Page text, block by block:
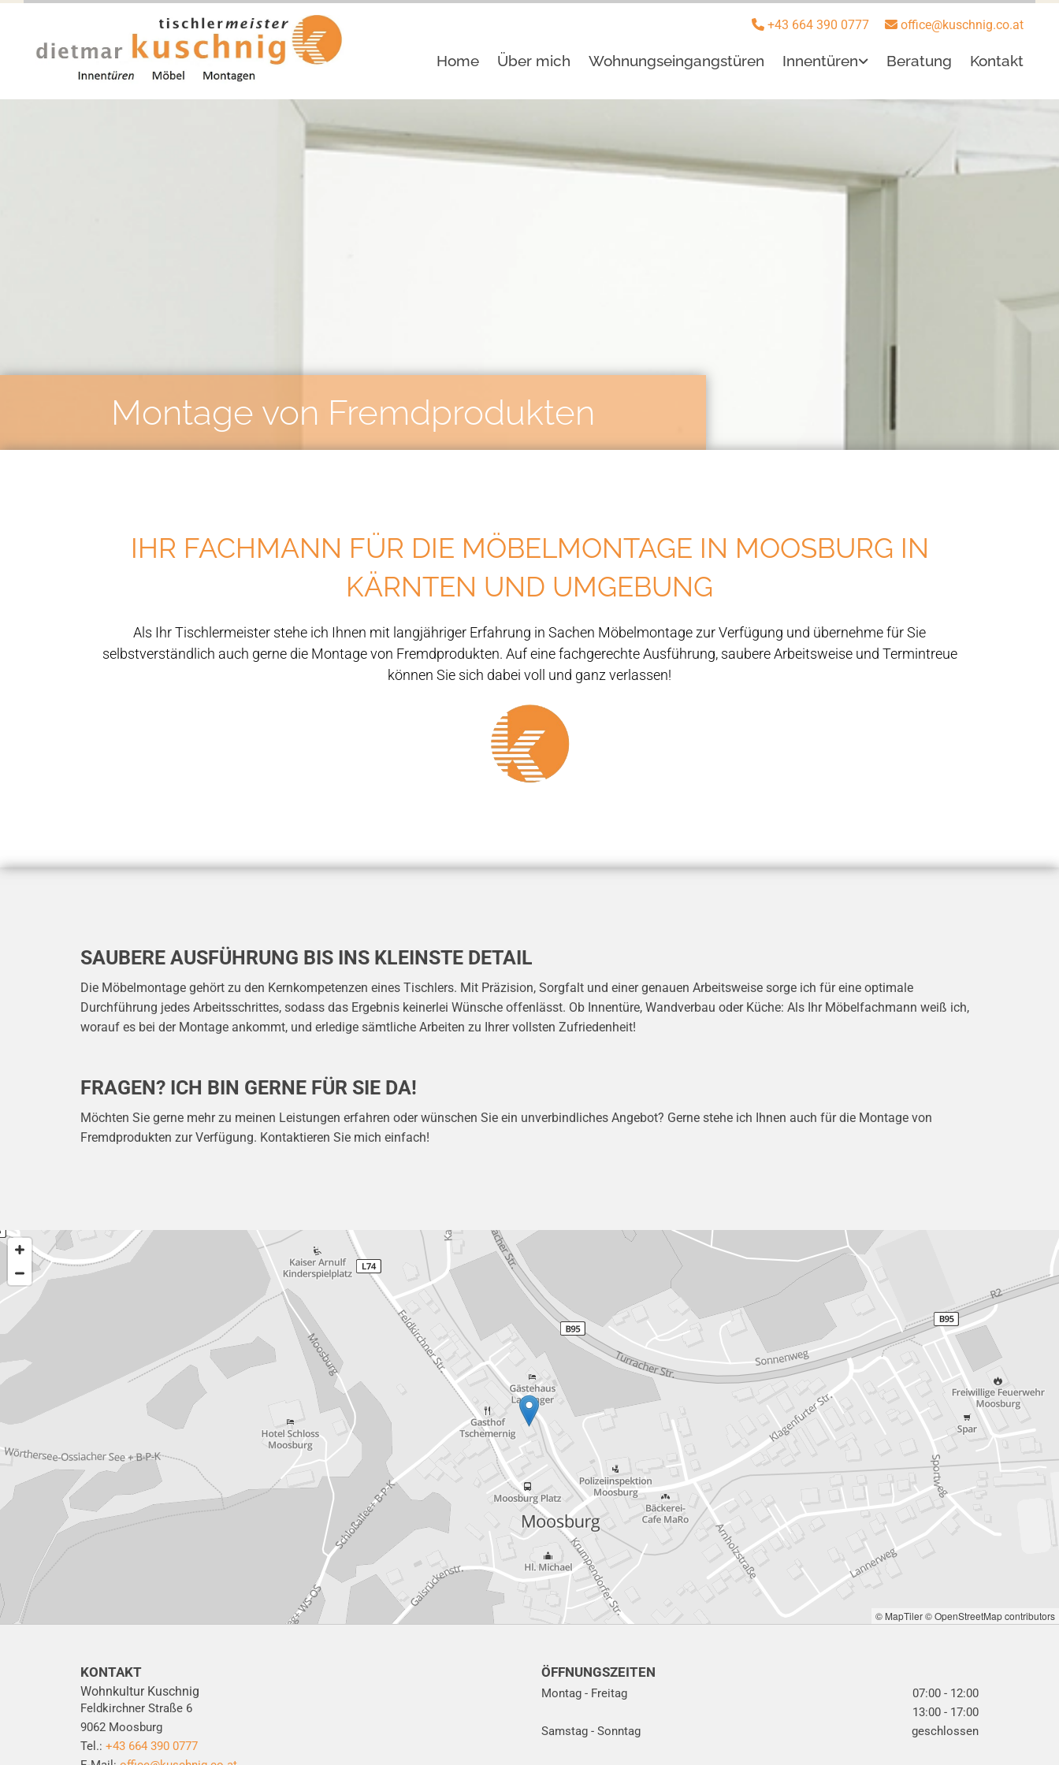
 +43 664 390 0777  office@kuschnig.co.at
Home Über mich Wohnungseingangstüren Innentüren Beratung Kontakt
Montage von Fremdprodukten
IHR FACHMANN FÜR DIE MÖBELMONTAGE IN MOOSBURG IN
KÄRNTEN UND UMGEBUNG
Als Ihr Tischlermeister stehe ich Ihnen mit langjähriger Erfahrung in Sachen Möbelmontage zur Verfügung und übernehme für Sie
selbstverständlich auch gerne die Montage von Fremdprodukten. Auf eine fachgerechte Ausführung, saubere Arbeitsweise und Termintreue
können Sie sich dabei voll und ganz verlassen!
SAUBERE AUSFÜHRUNG BIS INS KLEINSTE DETAIL
Die Möbelmontage gehört zu den Kernkompetenzen eines Tischlers. Mit Präzision, Sorgfalt und einer genauen Arbeitsweise sorge ich für eine optimale
Durchführung jedes Arbeitsschrittes, sodass das Ergebnis keinerlei Wünsche offenlässt. Ob Innentüre, Wandverbau oder Küche: Als Ihr Möbelfachmann weiß ich,
worauf es bei der Montage ankommt, und erledige sämtliche Arbeiten zu Ihrer vollsten Zufriedenheit!
FRAGEN? ICH BIN GERNE FÜR SIE DA!
Möchten Sie gerne mehr zu meinen Leistungen erfahren oder wünschen Sie ein unverbindliches Angebot? Gerne stehe ich Ihnen auch für die Montage von
Fremdprodukten zur Verfügung. Kontaktieren Sie mich einfach!
© MapTiler© OpenStreetMap contributors
KONTAKT
Wohnkultur Kuschnig
Feldkirchner Straße 6
9062 Moosburg
Tel.: +43 664 390 0777
ÖFFNUNGSZEITEN
Montag - Freitag
07:00 - 12:00
13:00 - 17:00
Samstag - Sonntag
geschlossen